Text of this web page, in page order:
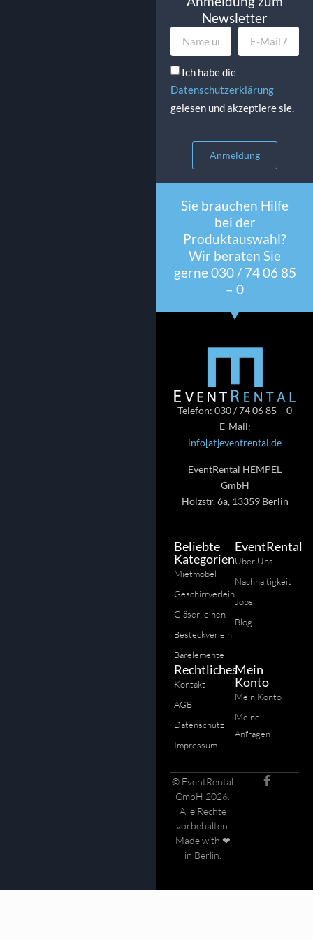
Newsletter
Ich habe die
Datenschutzerklärung
gelesen und akzeptiere sie.
Anmeldung
Sie brauchen Hilfe
bei der
Produktauswahl?
Wir beraten Sie
gerne 030 / 74 06 85
– 0
Telefon: 030 / 74 06 85 – 0
E-Mail:
info[at]eventrental.de
EventRental HEMPEL
GmbH
Holzstr. 6a, 13359 Berlin
Beliebte
Kategorien
Mietmöbel
Geschirrverleih
Gläser leihen
Besteckverleih
Barelemente
EventRental
Über Uns
Nachhaltigkeit
Jobs
Blog
Rechtliches
Kontakt
AGB
Datenschutz
Impressum
Mein
Konto
Mein Konto
Meine
Anfragen
© EventRental
GmbH 2026.
Alle Rechte
vorbehalten.
Made with ❤
in Berlin.